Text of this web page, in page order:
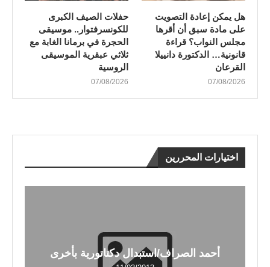
هل يمكن إعادة التصويت
على مادة سبق أن أقرها
مجلس النواب؟ قراءة
قانونية… الدكتورة دانييلا
القرعان
07/08/2026
​حفلات الصيف الكبرى
للكونسرفتوار.. موسيقى
الحجرة في برمانا الغابة مع
ثلاثي عبقرية الموسيقى
الروسية
07/08/2026
اختيارات المحررين
أحمد الصراف/استبدال دكتاتورية بأخرى